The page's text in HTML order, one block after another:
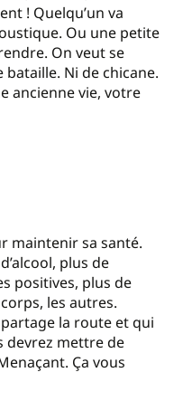
! Quelqu’un va
Ou une petite
On veut se
bataille. Ni de chicane.
ancienne vie, votre
maintenir sa santé.
plus de
positives, plus de
les autres.
la route et qui
devrez mettre de
Ça vous